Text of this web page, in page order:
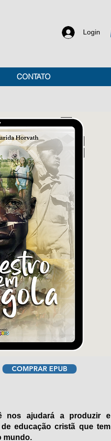
Login
CONTATO
COMPRAR EPUB
nos ajudará a produzir e
educação cristã que tem
mundo.